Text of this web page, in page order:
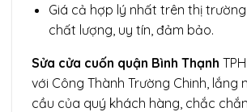
Giá cả hợp lý nhất trên thị
chất lượng, uy tín, đảm bảo.
Sửa cửa cuốn quận Bình Thạnh
với Công Thành Trường Chinh, lắng
cầu của quý khách hàng, chắc